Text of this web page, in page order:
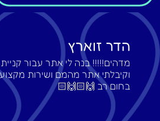
הדר זוארץ
מדהים!!!!! בנה לי אתר עבור קניית
וקיבלתי אתר מהמם ושירות
בחום רב 🙌🏻🙌🏻‎